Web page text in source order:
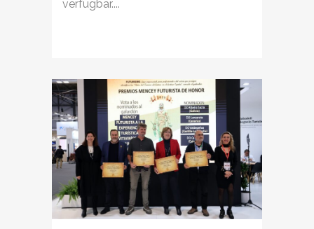
verfügbar....